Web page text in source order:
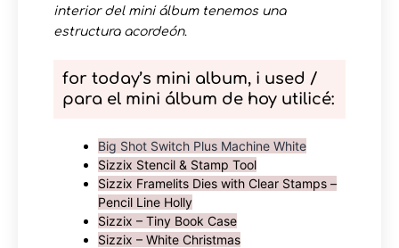
interior del mini álbum tenemos una
estructura acordeón.
for today’s mini album, i used /
para el mini álbum de hoy utilicé:
Big Shot Switch Plus Machine White
Sizzix Stencil & Stamp Tool
Sizzix Framelits Dies with Clear Stamps –
Pencil Line Holly
Sizzix – Tiny Book Case
Sizzix – White Christmas